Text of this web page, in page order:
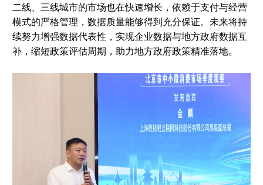
二线、三线城市的市场也在快速增长，依赖于支付与经营
模式的严格管理，数据质量能够得到充分保证。未来将持
续努力增强数据代表性，实现企业数据与地方政府数据互
补，缩短政策评估周期，助力地方政府政策精准落地。